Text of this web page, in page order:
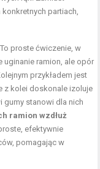
partiach,
. To proste ćwiczenie, w
uginanie ramion, ale opór
przykładem jest
z kolei doskonale izoluje
gumy stanowi dla nich
ramion wzdłuż
efektywnie
pomagając w